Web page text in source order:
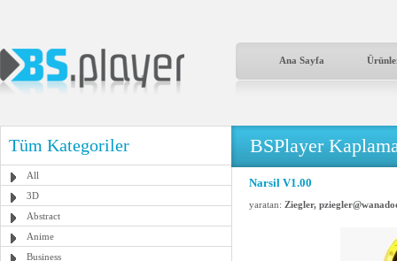
Ana Sayfa
Tüm Kategoriler
All
3D
Abstract
Anime
Business
BSPlayer
Narsil V1.00
yaratan: Ziegler,